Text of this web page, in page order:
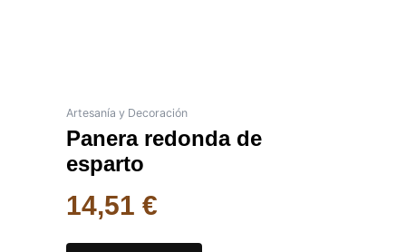
Artesanía y Decoración
Panera redonda de
esparto
14,51 €